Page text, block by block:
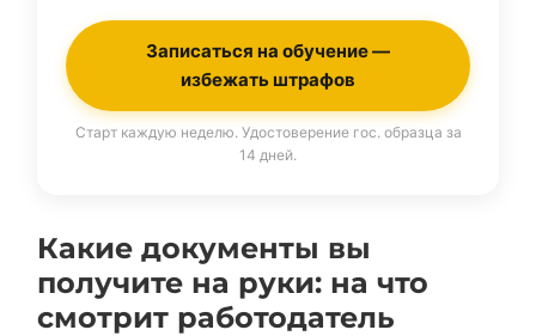
Записаться на обучение —
избежать штрафов
Старт каждую неделю. Удостоверение гос. образца за
14 дней.
Какие документы вы
получите на руки: на что
смотрит работодатель